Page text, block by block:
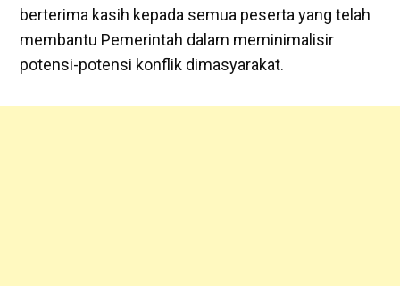
berterima kasih kepada semua peserta yang telah
membantu Pemerintah dalam meminimalisir
potensi-potensi konflik dimasyarakat.